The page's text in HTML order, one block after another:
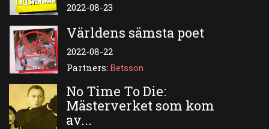
2022-08-23
Världens sämsta poet
2022-08-22
Partners: Betsson
No Time To Die:
Mästerverket som kom
av...